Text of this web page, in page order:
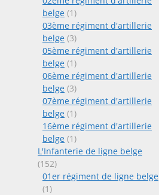
belge (1)
03ème régiment d'artillerie
belge (3)
05ème régiment d'artillerie
belge (1)
06ème régiment d'artillerie
belge (3)
07ème régiment d'artillerie
belge (1)
16ème régiment d'artillerie
belge (1)
L'Infanterie de ligne belge
(152)
01er régiment de ligne belge
(1)